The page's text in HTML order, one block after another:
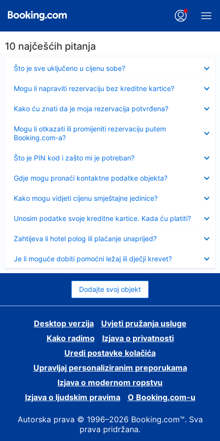
10 najčešćih pitanja
Što je sve uključeno u cijenu sobe?
Sažeto
Mogu li napraviti rezervaciju bez kreditne kartice?
Kako ću znati da je moja rezervacija potvrđena?
Mogu li otkazati ili promijeniti rezervaciju putem
Booking.com-a?
Što je PIN kod i zašto mi je potreban?
Sažeto
Gdje mogu pronaći kontaktne podatke objekta?
Kako mogu vidjeti cijenu smještajne jedinice?
Unosim podatke svoje kreditne kartice. Kada ću platiti?
Zahtijeva li hotel polog ili plaćanje unaprijed?
Je li moguće dobiti pomoćni ležaj ili dječji krevet?
Dodajte svoj objekt
Desktop verzija
Uvjeti pružanja usluge
Kako radimo
Izjava o privatnosti
Uredi postavke kolačića
Upravljaj personaliziranim preporukama
Izjava o modernom ropstvu
Izjava o ljudskim pravima
O Booking.com-u
Autorska prava © 1996–2026 Booking.com™. Sva
prava pridržana.